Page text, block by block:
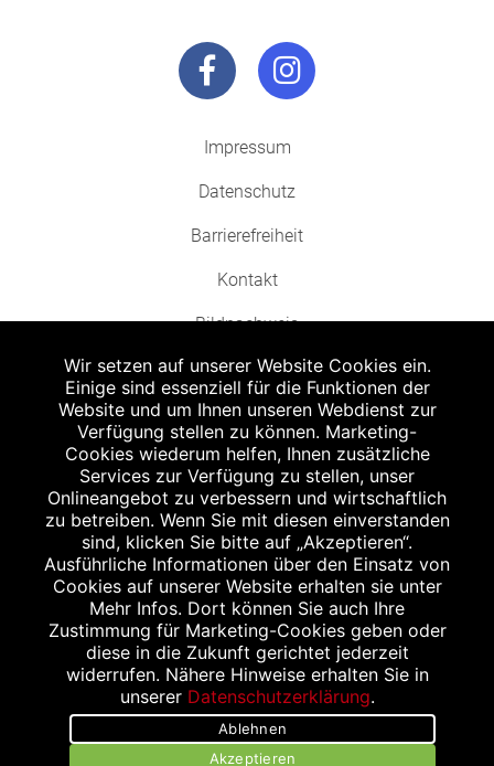
Impressum
Datenschutz
Barrierefreiheit
Kontakt
Bildnachweis
Abgabe in haushaltsüblichen Mengen, solange der Vorrat reicht. Für Druck-
und Satzfehler keine Haftung.
Zu Risiken und Nebenwirkungen lesen Sie die Packungsbeilage und fragen
Sie Ihren Arzt oder Apotheker.
Angabe nach der deutschen Arzneimitteltaxe Apothekenerstattungspreis
(AEP). Der AEP ist keine unverbindliche Preisempfehlung der Hersteller. Der
AEP ist ein von den Apotheken in Ansatz gebrachter Preis für rezeptfreie
Arzneimittel. Er entspricht in der Höhe dem für Apotheken verbindlichen
Abgabepreis, zu dem eine Apotheke in bestimmten Fällen (z.B. bei Kindern
unter 12 Jahren) das Produkt mit der gesetzlichen Krankenversicherung
abrechnet. Der AEP ist der allgemeine Erstattungspreis im Falle einer
Kostenübernahme durch die gesetzlichen Krankenkassen, vor Abzug eines
Zwangsrabattes (zur Zeit 5%) nach §130 Abs. 1 SGB V.
Unverbindliche Preisempfehlung des Herstellers (UVP).
powered by apovena.de
Wir setzen auf unserer Website Cookies ein.
Einige sind essenziell für die Funktionen der
Website und um Ihnen unseren Webdienst zur
Verfügung stellen zu können. Marketing-
Cookies wiederum helfen, Ihnen zusätzliche
Services zur Verfügung zu stellen, unser
Onlineangebot zu verbessern und wirtschaftlich
zu betreiben. Wenn Sie mit diesen einverstanden
sind, klicken Sie bitte auf „Akzeptieren“.
Ausführliche Informationen über den Einsatz von
Cookies auf unserer Website erhalten sie unter
Mehr Infos. Dort können Sie auch Ihre
Zustimmung für Marketing-Cookies geben oder
diese in die Zukunft gerichtet jederzeit
widerrufen. Nähere Hinweise erhalten Sie in
unserer Datenschutzerklärung.
Ablehnen
Akzeptieren